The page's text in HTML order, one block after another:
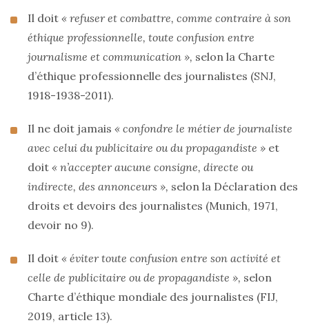
Il doit « refuser et combattre, comme contraire à son
éthique professionnelle, toute confusion entre
journalisme et communication », selon la Charte
d’éthique professionnelle des journalistes (SNJ,
1918-1938-2011).
Il ne doit jamais « confondre le métier de journaliste
avec celui du publicitaire ou du propagandiste » et
doit « n’accepter aucune consigne, directe ou
indirecte, des annonceurs », selon la Déclaration des
droits et devoirs des journalistes (Munich, 1971,
devoir no 9).
Il doit « éviter toute confusion entre son activité et
celle de publicitaire ou de propagandiste », selon
Charte d’éthique mondiale des journalistes (FIJ,
2019, article 13).